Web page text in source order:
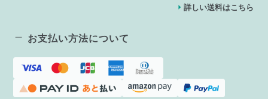
詳しい送料はこちら
お支払い方法について